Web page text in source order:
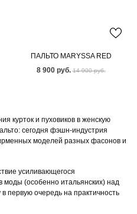
ПАЛЬТО MARYSSA RED
8 900 руб. 14 900 руб.
курток и пуховиков в женскую
сегодня фэшн-индустрия
моделей разных фасонов и
усиливающегося
(особенно итальянских) над
первую очередь на практичность